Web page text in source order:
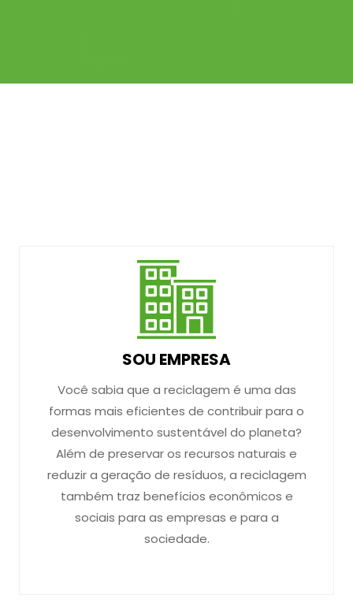
SOU EMPRESA
Você sabia que a reciclagem é uma das
formas mais eficientes de contribuir para o
desenvolvimento sustentável do planeta?
Além de preservar os recursos naturais e
reduzir a geração de resíduos, a reciclagem
também traz benefícios econômicos e
sociais para as empresas e para a
sociedade.